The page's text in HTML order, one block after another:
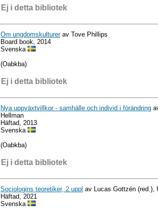
Ej i detta bibliotek
Om ungdomskulturerav Tove Phillips
Board book, 2014
Svenska
(Oabkba)
Ej i detta bibliotek
Nya uppväxtvillkor - samhälle och individ i förändring
Hellman
Häftad, 2013
Svenska
(Oabkba)
Ej i detta bibliotek
Sociologins teoretiker, 2 uppl av Lucas Gottzén (red.),
Häftad, 2021
Svenska